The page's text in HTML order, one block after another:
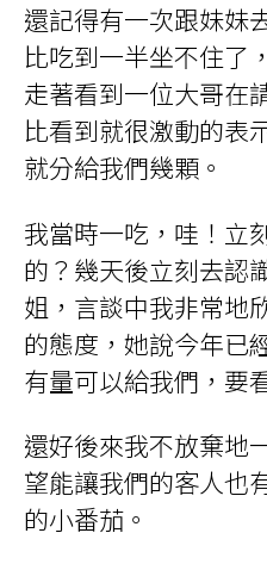
還記得有一次跟妹妹
比吃到一半坐不住了
走著看到一位大哥在
比看到就很激動的表
就分給我們幾顆。
我當時一吃，哇！立
的？幾天後立刻去認
姐，言談中我非常地
的態度，她說今年已
有量可以給我們，要
還好後來我不放棄地
望能讓我們的客人也
的小番茄。